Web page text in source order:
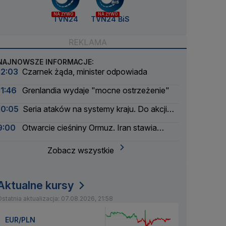
NA ŻYWO
TVN24
NA ŻYWO
TVN24 BiS
INFORMACJE:
Czarnek żąda, minister odpowiada
Grenlandia wydaje "mocne ostrzeżenie"
Seria ataków na systemy kraju. Do akcji
Otwarcie cieśniny Ormuz. Iran stawia
Zobacz wszystkie
kursy
aktualizacja: 07.08.2026, 21:58
EUR/PLN